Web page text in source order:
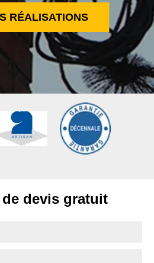
RÉALISATIONS
de devis gratuit